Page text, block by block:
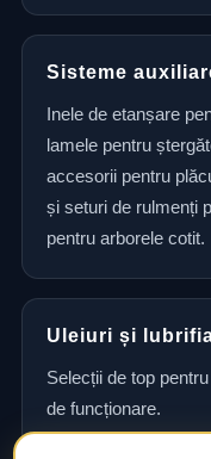
Sisteme
Inele de etanșare
lamele pentru
accesorii pentru
și seturi de rulmenți
pentru arborele cotit.
Uleiuri și
Selecții de top
de funcționare.